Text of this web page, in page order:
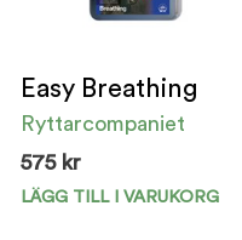
Easy Breathing
Ryttarcompaniet
575 kr
LÄGG TILL I VARUKORG